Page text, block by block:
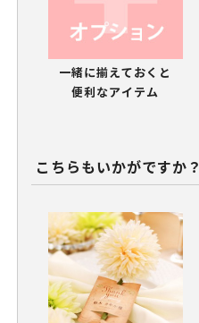
一緒に揃えておくと
便利なアイテム
こちらもいかがですか？